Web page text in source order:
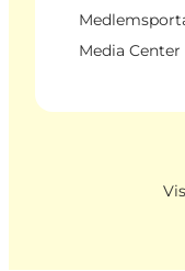
Media Center